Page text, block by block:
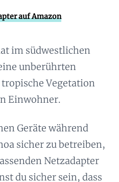
auf Amazon
im südwestlichen
unberührten
Vegetation
Einwohner.
Geräte während
sicher zu betreiben,
Netzadapter
du sicher sein, dass